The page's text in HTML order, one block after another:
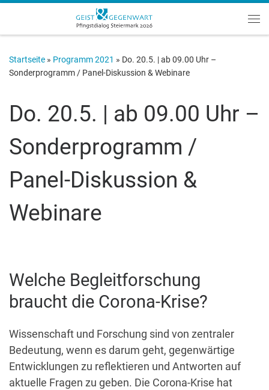
Zum Inhalt springen
Startseite » Programm 2021 » Do. 20.5. | ab 09.00 Uhr –
Sonderprogramm / Panel-Diskussion & Webinare
Do. 20.5. | ab 09.00 Uhr –
Sonderprogramm /
Panel-Diskussion &
Webinare
Welche Begleitforschung
braucht die Corona-Krise?
Wissenschaft und Forschung sind von zentraler
Bedeutung, wenn es darum geht, gegenwärtige
Entwicklungen zu reflektieren und Antworten auf
aktuelle Fragen zu geben. Die Corona-Krise hat